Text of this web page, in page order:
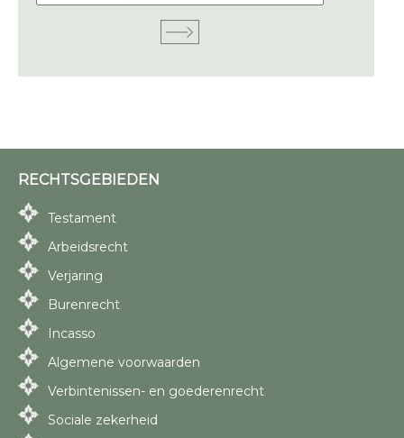
RECHTSGEBIEDEN
Testament
Arbeidsrecht
Verjaring
Burenrecht
Incasso
Algemene voorwaarden
Verbintenissen- en goederenrecht
Sociale zekerheid